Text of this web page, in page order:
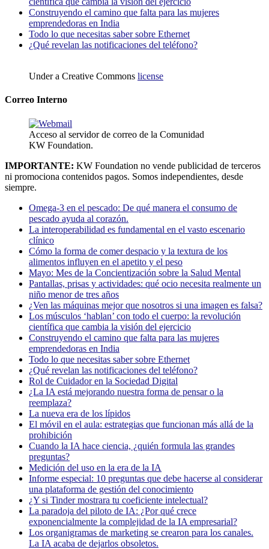
Construyendo el camino que falta para las mujeres
emprendedoras en India
Todo lo que necesitas saber sobre Ethernet
¿Qué revelan las notificaciones del teléfono?
Under a Creative Commons license
Correo Interno
Acceso al servidor de correo de la Comunidad
KW Foundation.
IMPORTANTE: KW Foundation no vende publicidad de terceros
ni promociona contenidos pagos. Somos independientes, desde
siempre.
Omega-3 en el pescado: De qué manera el consumo de
pescado ayuda al corazón.
La interoperabilidad es fundamental en el vasto escenario
clínico
Cómo la forma de comer despacio y la textura de los
alimentos influyen en el apetito y el peso
Mayo: Mes de la Concientización sobre la Salud Mental
Pantallas, prisas y actividades: qué ocio necesita realmente un
niño menor de tres años
¿Ven las máquinas mejor que nosotros si una imagen es falsa?
Los músculos ‘hablan’ con todo el cuerpo: la revolución
científica que cambia la visión del ejercicio
Construyendo el camino que falta para las mujeres
emprendedoras en India
Todo lo que necesitas saber sobre Ethernet
¿Qué revelan las notificaciones del teléfono?
Rol de Cuidador en la Sociedad Digital
¿La IA está mejorando nuestra forma de pensar o la
reemplaza?
La nueva era de los lípidos
El móvil en el aula: estrategias que funcionan más allá de la
prohibición
Cuando la IA hace ciencia, ¿quién formula las grandes
preguntas?
Medición del uso en la era de la IA
Informe especial: 10 preguntas que debe hacerse al considerar
una plataforma de gestión del conocimiento
¿Y si Tinder mostrara tu coeficiente intelectual?
La paradoja del piloto de IA: ¿Por qué crece
exponencialmente la complejidad de la IA empresarial?
Los organigramas de marketing se crearon para los canales.
La IA acaba de dejarlos obsoletos.